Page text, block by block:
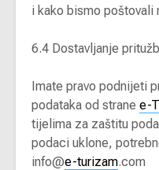
i kako bismo poštovali
6.4 Dostavljanje
Imate pravo podnijeti
podataka od strane e-
tijelima za zaštitu
podaci uklone,
info@e-turizam.com